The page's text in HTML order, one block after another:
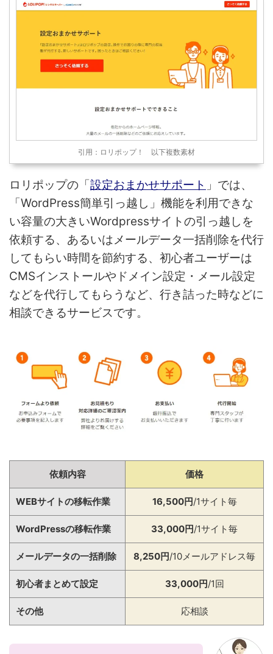
引用：ロリポップ！ 以下複数素材
ロリポップの「設定おまかせサポート 」では、
「WordPress簡単引っ越し」機能を利用できな
い容量の大きいWordpressサイトの引っ越しを
依頼する、あるいはメールデータ一括削除を代行
してもらい時間を節約する、初心者ユーザーは
CMSインストールやドメイン設定・メール設定
などを代行してもらうなど、行き詰った時などに
相談できるサービスです。
依頼内容 価格
WEBサイトの移転作業 16,500円/1サイト毎
WordPressの移転作業 33,000円/1サイト毎
メールデータの一括削除 8,250円/10メールアドレス毎
初心者まとめて設定 33,000円/1回
その他 応相談